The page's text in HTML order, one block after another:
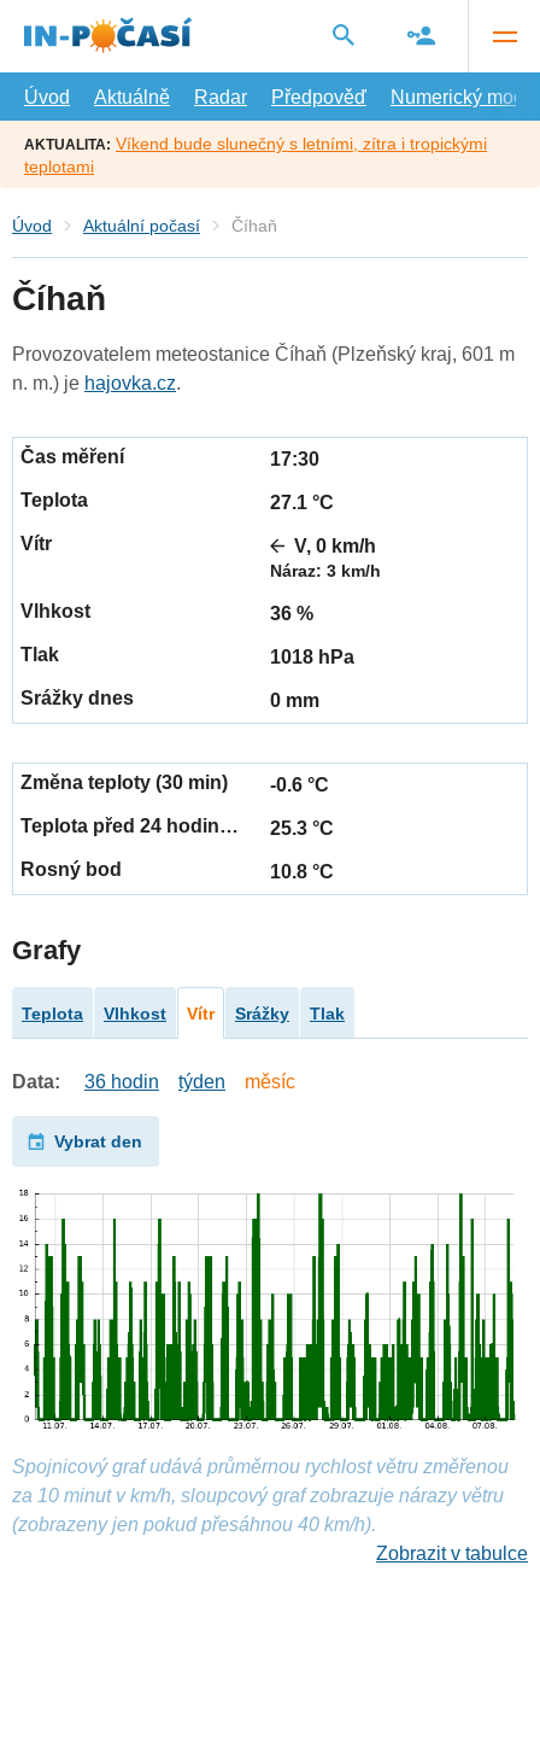
hlavní
Úvod
Aktuálně Radar Předpověď Numerický model
AKTUALITA: Víkend bude slunečný s letními, zítra i tropickými
teplotami
Úvod Aktuální počasí Číhaň
Číhaň
Provozovatelem meteostanice Číhaň (Plzeňský kraj, 601 m
n. m.) je hajovka.cz.
17:30
27.1 °C
V, 0 km/h
Náraz: 3 km/h
36 %
1018 hPa
0 mm
-0.6 °C
25.3 °C
10.8 °C
Grafy
Teplota Vlhkost Vítr Srážky Tlak
Data: 36 hodin týden měsíc
Vybrat den
Spojnicový graf udává průměrnou rychlost větru změřenou
za 10 minut v km/h, sloupcový graf zobrazuje nárazy větru
(zobrazeny jen pokud přesáhnou 40 km/h).
Zobrazit v tabulce